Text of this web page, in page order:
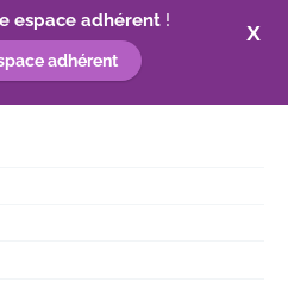
X
espace adhérent!
adhérent